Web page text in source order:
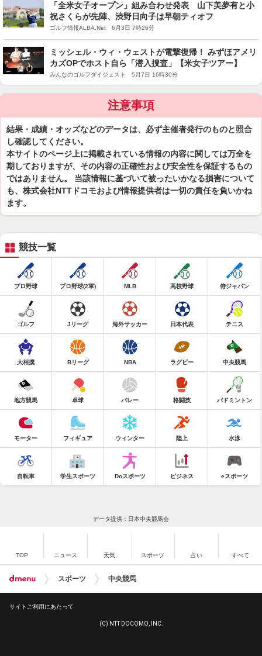
「全米女子オープン」組み合わせ発表 山下美夢有と小
祝さくらが先陣、渋野日向子は早朝ティオフ
ゴルフ情報ALBA.Net 6月3日 7時26分
ミッシェル・ウィ・ウェストが電撃復帰！ みずほアメリ
カズOPでホスト自ら「潜入捜査」【米女子ツアー】
みんなのゴルフダイジェスト 5月7日 16時30分
注意事項
結果・成績・オッズなどのデータは、必ず主催者発行のものと照合
し確認してください。
本サイトのページ上に掲載されている情報の内容に関しては万全を
期しておりますが、その内容の正確性および安全性を保証するもの
ではありません。 当該情報に基づいて被ったいかなる損害について
も、株式会社NTTドコモおよび情報提供者は一切の責任を負いかね
ます。
競技一覧
プロ野球 プロ野球(2軍) MLB 高校野球 侍ジャパン
ゴルフ Jリーグ 海外サッカー 日本代表 テニス
大相撲 Bリーグ NBA ラグビー 中央競馬
地方競馬 卓球 バレー 格闘技 バドミントン
モーター フィギュア ウィンター 陸上 水泳
自転車 学生スポーツ Doスポーツ ビジネス eスポーツ
データ提供：日本中央競馬会
TOP ニュース 天気 スポーツ 占い すべて
スポーツ 中央競馬
サイトご利用にあたって
(C) NTT DOCOMO, INC.